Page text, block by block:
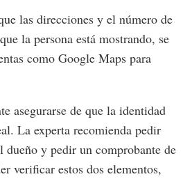
las direcciones y el número de
la persona está mostrando, se
como Google Maps para
asegurarse de que la identidad
La experta recomienda pedir
y pedir un comprobante de
verificar estos dos elementos,